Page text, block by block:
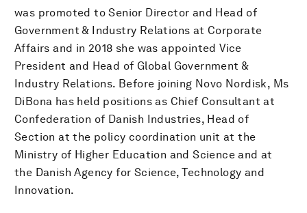
was promoted to Senior Director and Head of
Government & Industry Relations at Corporate
Affairs and in 2018 she was appointed Vice
President and Head of Global Government &
Industry Relations. Before joining Novo Nordisk, Ms
DiBona has held positions as Chief Consultant at
Confederation of Danish Industries, Head of
Section at the policy coordination unit at the
Ministry of Higher Education and Science and at
the Danish Agency for Science, Technology and
Innovation.